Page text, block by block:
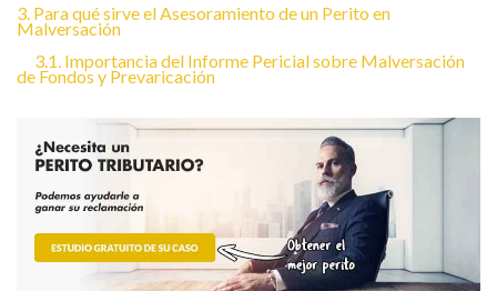
3. Para qué sirve el Asesoramiento de un Perito en
Malversación
3.1. Importancia del Informe Pericial sobre Malversación
de Fondos y Prevaricación